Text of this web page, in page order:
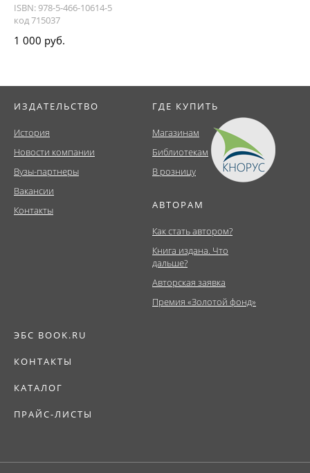
ISBN: 978-5-466-10614-5
код 715037
1 000 руб.
ИЗДАТЕЛЬСТВО
История
Новости компании
Вузы-партнеры
Вакансии
Контакты
ГДЕ КУПИТЬ
Магазинам
Библиотекам
В розницу
АВТОРАМ
Как стать автором?
Книга издана. Что
дальше?
Авторская заявка
Премия «Золотой фонд»
ЭБС BOOK.RU
КОНТАКТЫ
КАТАЛОГ
ПРАЙС-ЛИСТЫ